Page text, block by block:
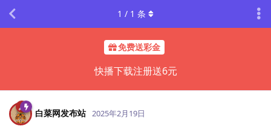
免费送彩金
快播下载注册送6元
1 / 1 条
白菜网发布站 2025年2月19日